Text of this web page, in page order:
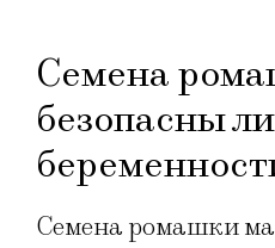
Семена
безопасны
Семена ромашки